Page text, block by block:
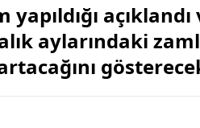
aylarındaki